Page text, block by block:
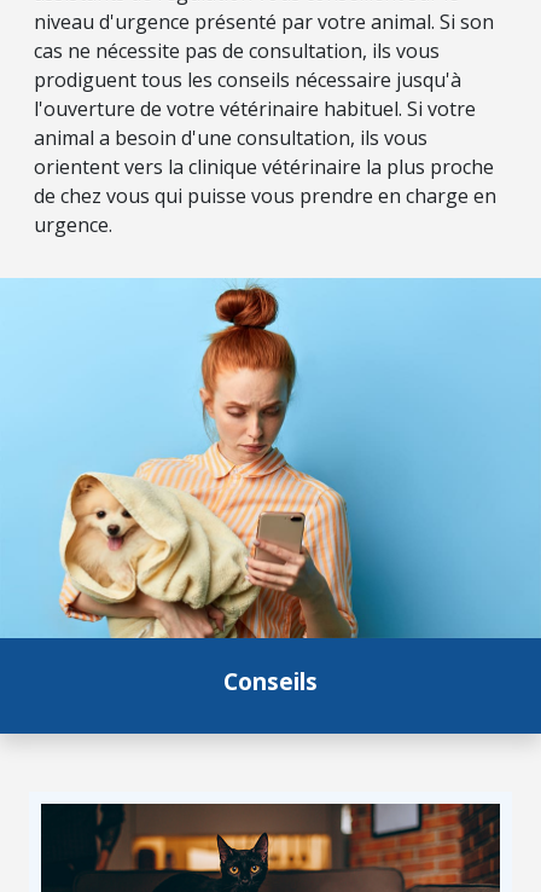
niveau d'urgence présenté par votre animal. Si son
cas ne nécessite pas de consultation, ils vous
prodiguent tous les conseils nécessaire jusqu'à
l'ouverture de votre vétérinaire habituel. Si votre
animal a besoin d'une consultation, ils vous
orientent vers la clinique vétérinaire la plus proche
de chez vous qui puisse vous prendre en charge en
urgence.
Conseils